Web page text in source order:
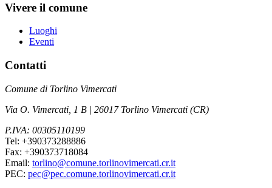
Vivere il comune
Luoghi
Eventi
Contatti
Comune di Torlino Vimercati
Via O. Vimercati, 1 B | 26017 Torlino Vimercati (CR)
P.IVA: 00305110199
Tel: +390373288886
Fax: +390373718084
Email: torlino@comune.torlinovimercati.cr.it
PEC: pec@pec.comune.torlinovimercati.cr.it